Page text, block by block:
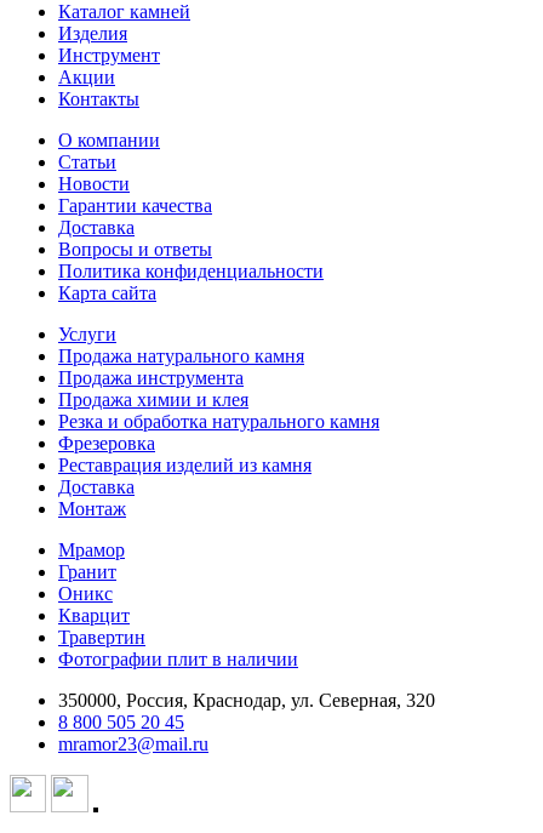
Каталог камней
Изделия
Инструмент
Акции
Контакты
О компании
Статьи
Новости
Гарантии качества
Доставка
Вопросы и ответы
Политика конфиденциальности
Карта сайта
Услуги
Продажа натурального камня
Продажа инструмента
Продажа химии и клея
Резка и обработка натурального камня
Фрезеровка
Реставрация изделий из камня
Доставка
Монтаж
Мрамор
Гранит
Оникс
Кварцит
Травертин
Фотографии плит в наличии
350000, Россия, Краснодар, ул. Северная, 320
8 800 505 20 45
mramor23@mail.ru